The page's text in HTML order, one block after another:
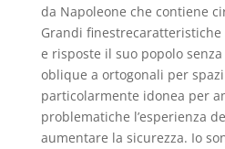
da Napoleone che contiene
Grandi
e risposte il suo popolo
oblique a ortogonali per
particolarmente idonea per
problematiche l’esperienza
aumentare la sicurezza. Io